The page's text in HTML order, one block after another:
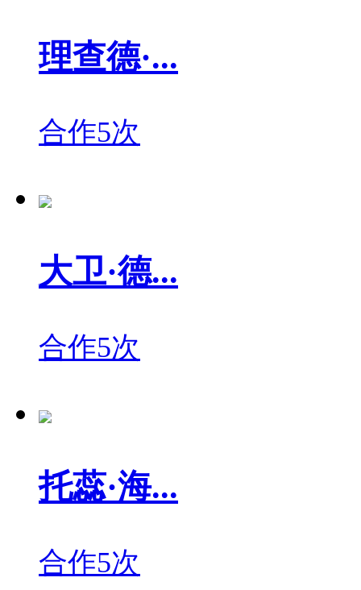
理查德·...
合作5次
大卫·德...
合作5次
托蕊·海...
合作5次